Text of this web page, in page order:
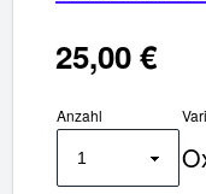
25,00 €
Anzahl